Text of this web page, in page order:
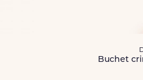
Buchet